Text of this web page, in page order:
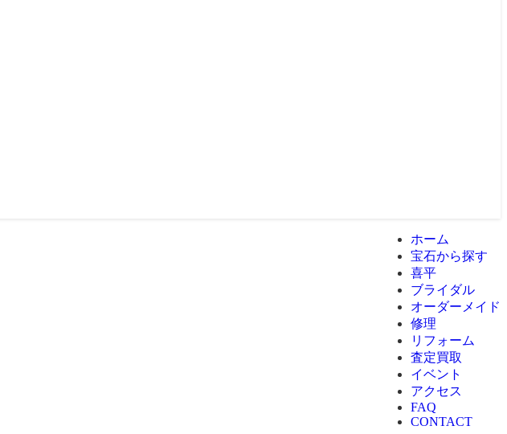
ホーム
宝石から探す
喜平
ブライダル
オーダーメイド
修理
リフォーム
査定買取
イベント
アクセス
FAQ
CONTACT